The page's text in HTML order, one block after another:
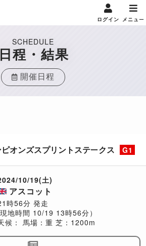
ログイン メニュー
SCHEDULE
日程・結果
開催日程
オンズスプリントステークス G1
10/19(土)
アスコット
時56分 発走
現地時間 10/19 13時56分）
候： 馬場：重 芝：1200m